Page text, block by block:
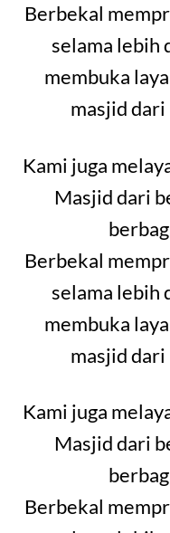
Berbekal
selama lebih
membuka
masjid
Kami juga
Masjid dari
Berbekal
selama lebih
membuka
masjid
Kami juga
Masjid dari
Berbekal